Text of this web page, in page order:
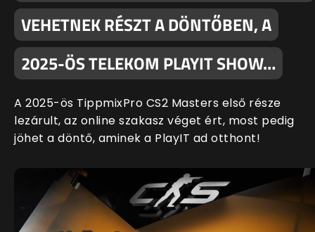
VEHETNEK RÉSZT A DÖNTŐBEN, A
2025-ÖS TELEKOM PLAYIT SHOW…
A 2025-ös TippmixPro CS2 Masters első része
lezárult, az online szakasz véget ért, most pedig
jöhet a döntő, aminek a PlayIT ad otthont!